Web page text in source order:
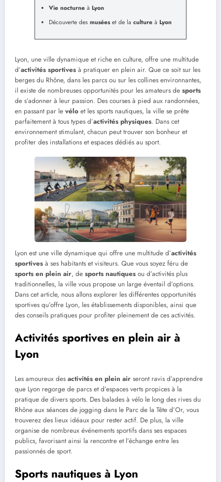
Vie nocturne à Lyon
Découverte des muséeset de la culture à Lyon
Lyon, une ville dynamique et riche en culture, offre une multitude
d’activités sportives à pratiquer en plein air. Que ce soit sur les
berges du Rhône, dans les parcs ou sur les collines environnantes,
il existe de nombreuses opportunités pour les amateurs de sports
de s’adonner à leur passion. Des courses à pied aux randonnées,
en passant par le vélo et les sports nautiques, la ville se prête
parfaitement à tous types d’activités physiques. Dans cet
environnement stimulant, chacun peut trouver son bonheur et
profiter des installations et espaces dédiés au sport.
Lyon est une ville dynamique qui offre une multitude d’activités
sportives à ses habitants et visiteurs. Que vous soyez féru de
sports en plein air, de sports nautiques ou d’activités plus
traditionnelles, la ville vous propose un large éventail d’options.
Dans cet article, nous allons explorer les différentes opportunités
sportives qu’offre Lyon, les établissements disponibles, ainsi que
des conseils pratiques pour profiter pleinement de ces activités.
Activités sportives en plein air à
Lyon
Les amoureux des activités en plein air seront ravis d’apprendre
que Lyon regorge de parcs et d’espaces verts propices à la
pratique de divers sports. Des balades à vélo le long des rives du
Rhône aux séances de jogging dans le Parc de la Tête d’Or, vous
trouverez des lieux idéaux pour rester actif. De plus, la ville
organise de nombreux événements sportifs dans ses espaces
publics, favorisant ainsi la rencontre et l’échange entre les
passionnés de sport.
Sports nautiques à Lyon